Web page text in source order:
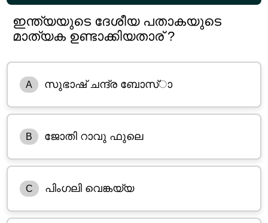
ഇന്ത്യയുടെ ദേശീയ പതാകയുടെ
മാത്യക ഉണ്ടാക്കിയതാര് ?
A സുഭാഷ് ചന്ദ്ര ബോസ്ാ
B ജോതി റാവു ഫുലെ
C പിംഗലി വെങ്കയ്യ